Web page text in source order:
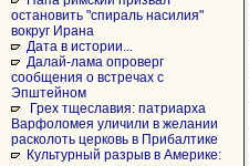
остановить "спираль насилия"
вокруг Ирана
Дата в истории...
Далай-лама опроверг
сообщения о встречах с
Эпштейном
Грех тщеславия: патриарха
Варфоломея уличили в желании
расколоть церковь в Прибалтике
Культурный разрыв в Америке: